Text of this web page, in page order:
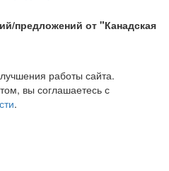
предложений от "Канадская
работы сайта.
вы соглашаетесь с
.